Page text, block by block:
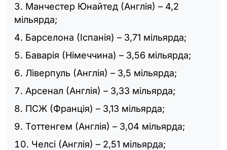
Манчестер Юнайтед (Англія) – 4,2
мільярда;
Барселона (Іспанія) – 3,71 мільярда;
Баварія (Німеччина) – 3,56 мільярда;
Ліверпуль (Англія) – 3,5 мільярда;
Арсенал (Англія) – 3,33 мільярда;
ПСЖ (Франція) – 3,13 мільярда;
Тоттенгем (Англія) – 3,04 мільярда;
Челсі (Англія) – 2,51 мільярда;